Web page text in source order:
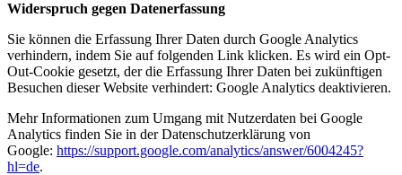
Widerspruch gegen Datenerfassung
Sie können die Erfassung Ihrer Daten durch Google Analytics
verhindern, indem Sie auf folgenden Link klicken. Es wird ein Opt-
Out-Cookie gesetzt, der die Erfassung Ihrer Daten bei zukünftigen
Besuchen dieser Website verhindert: Google Analytics deaktivieren.
Mehr Informationen zum Umgang mit Nutzerdaten bei Google
Analytics finden Sie in der Datenschutzerklärung von
Google: https://support.google.com/analytics/answer/6004245?
hl=de.